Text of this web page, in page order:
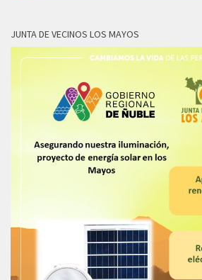
JUNTA DE VECINOS LOS MAYOS